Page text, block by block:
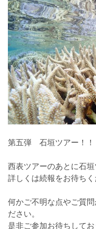
第五弾 石垣ツアー！！
西表ツアーのあとに石
詳しくは続報をお待ちく
何かご不明な点やご質
ださい。
是非ご参加お待ちしてお